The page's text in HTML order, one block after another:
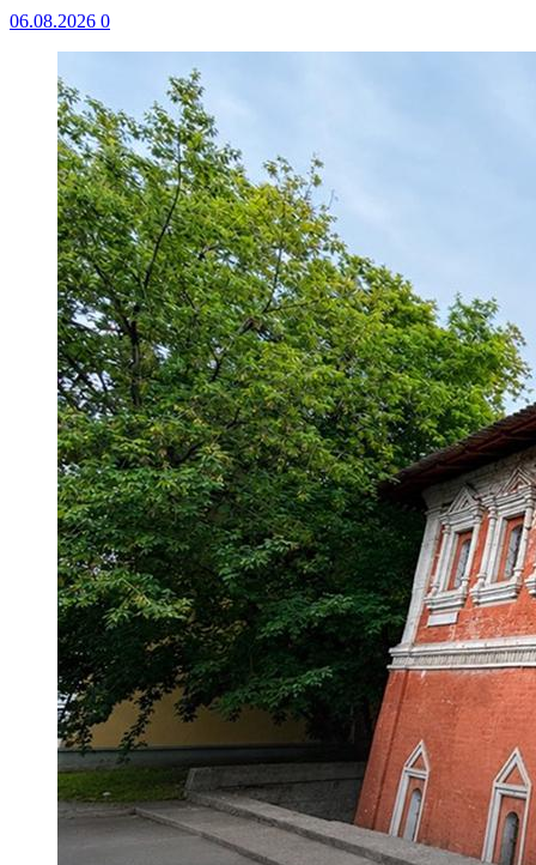
06.08.2026 0